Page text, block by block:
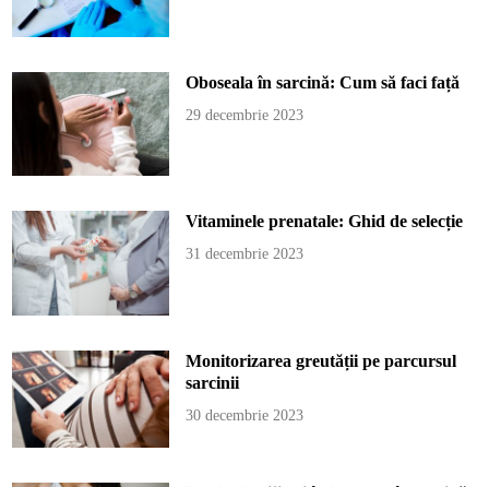
Oboseala în sarcină: Cum să faci față
29 decembrie 2023
Vitaminele prenatale: Ghid de selecție
31 decembrie 2023
Monitorizarea greutății pe parcursul
sarcinii
30 decembrie 2023